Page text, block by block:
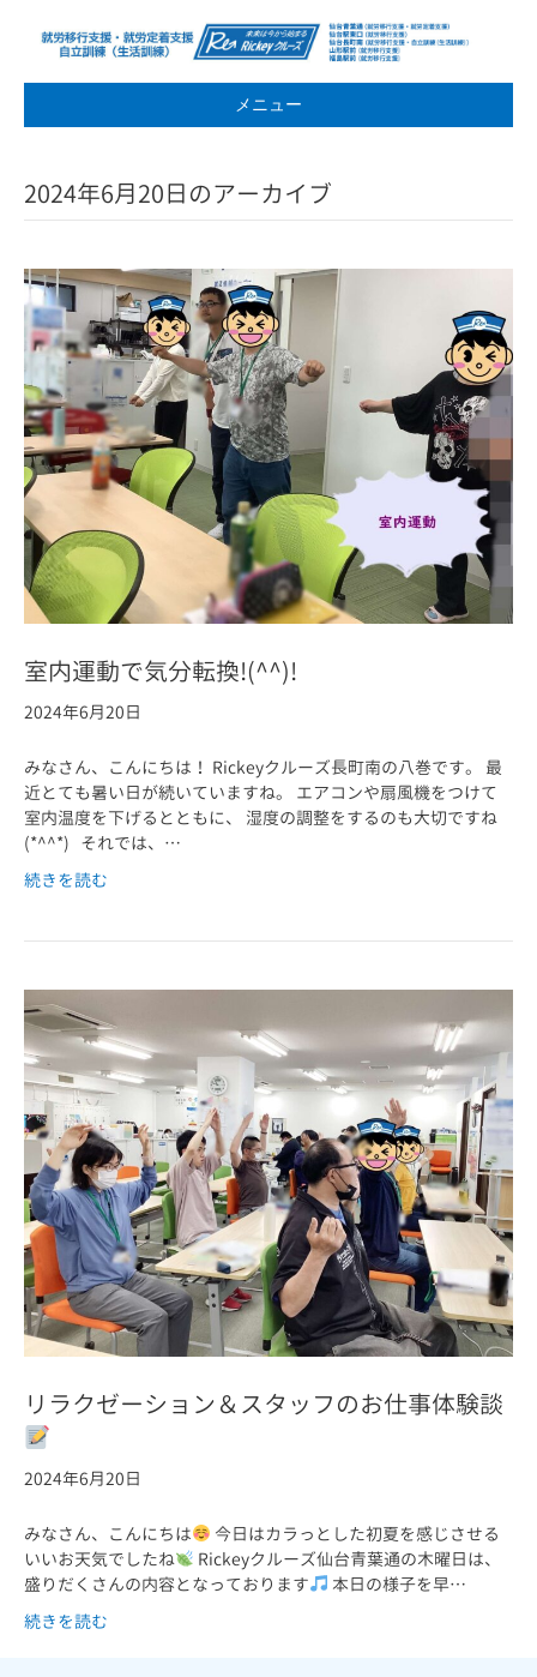
メニュー
2024年6月20日のアーカイブ
室内運動で気分転換!(^^)!
2024年6月20日
みなさん、こんにちは！ Rickeyクルーズ長町南の八巻です。 最
近とても暑い日が続いていますね。 エアコンや扇風機をつけて
室内温度を下げるとともに、 湿度の調整をするのも大切ですね
(*^^*) それでは、…
続きを読む
リラクゼーション＆スタッフのお仕事体験談
2024年6月20日
みなさん、こんにちは
今日はカラっとした初夏を感じさせる
いいお天気でしたね
Rickeyクルーズ仙台青葉通の木曜日は、
盛りだくさんの内容となっております
本日の様子を早…
続きを読む